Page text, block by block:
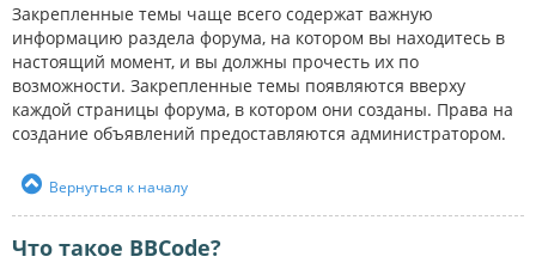
Закрепленные темы чаще всего содержат важную
информацию раздела форума, на котором вы находитесь в
настоящий момент, и вы должны прочесть их по
возможности. Закрепленные темы появляются вверху
каждой страницы форума, в котором они созданы. Права на
создание объявлений предоставляются администратором.
Вернуться к началу
Что такое BBCode?